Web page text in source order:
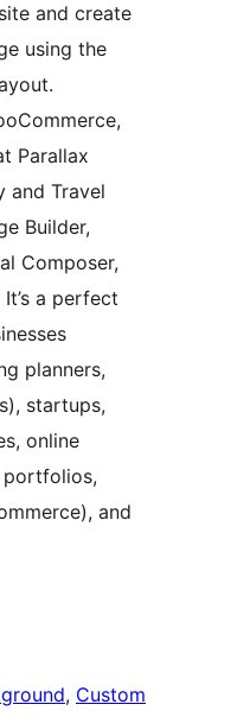
and create
using the
Parallax
and Travel
Builder,
Composer,
a perfect
planners,
startups,
online
portfolios,
and
, Custom